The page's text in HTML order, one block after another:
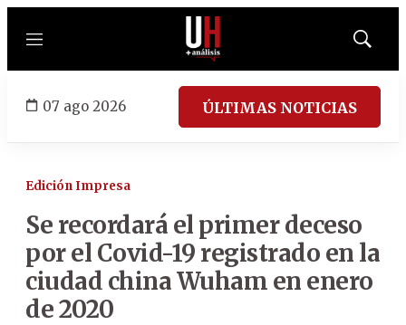
Menú
Mostrar
07 ago 2026 ÚLTIMAS NOTICIAS
Edición Impresa
Se recordará el primer deceso
por el Covid-19 registrado en la
ciudad china Wuham en enero
de 2020